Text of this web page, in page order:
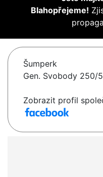
Blahopřejeme!
Šumperk
Gen. Svobody 250/5
Zobrazit profil